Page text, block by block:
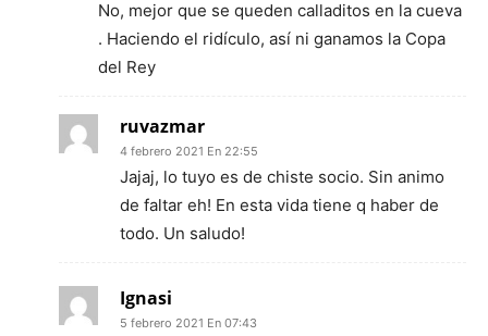
No, mejor que se queden calladitos en la cueva
. Haciendo el ridículo, así ni ganamos la Copa
del Rey
ruvazmar
4 febrero 2021 En 22:55
Jajaj, lo tuyo es de chiste socio. Sin animo
de faltar eh! En esta vida tiene q haber de
todo. Un saludo!
Ignasi
5 febrero 2021 En 07:43